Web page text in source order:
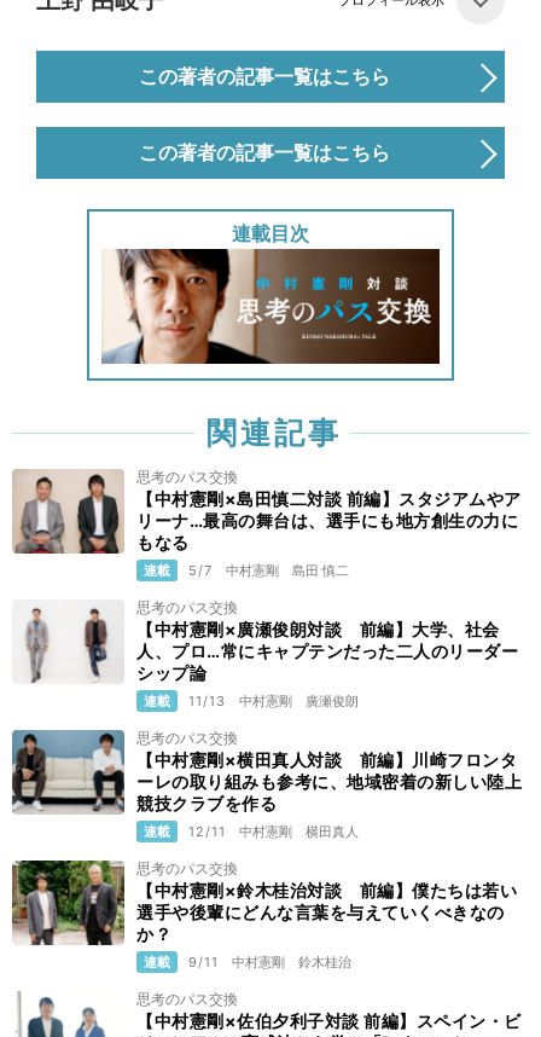
この著者の記事一覧はこちら
この著者の記事一覧はこちら
連載目次
関連記事
思考のパス交換
【中村憲剛×島田慎二対談 前編】スタジアムやア
リーナ…最高の舞台は、選手にも地方創生の力に
もなる
連載 5/7 中村憲剛 島田 慎二
思考のパス交換
【中村憲剛×廣瀬俊朗対談 前編】大学、社会
人、プロ…常にキャプテンだった二人のリーダー
シップ論
連載 11/13 中村憲剛 廣瀬俊朗
思考のパス交換
【中村憲剛×横田真人対談 前編】川崎フロンタ
ーレの取り組みも参考に、地域密着の新しい陸上
競技クラブを作る
連載 12/11 中村憲剛 横田真人
思考のパス交換
【中村憲剛×鈴木桂治対談 前編】僕たちは若い
選手や後輩にどんな言葉を与えていくべきなの
か？
連載 9/11 中村憲剛 鈴木桂治
思考のパス交換
【中村憲剛×佐伯夕利子対談 前編】スペイン・ビ